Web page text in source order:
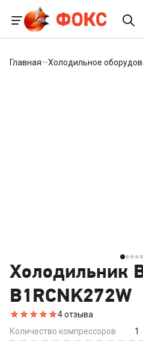
Главная—Холодильное
Холодильник
B1RCNK272W
4отзыва
Количество компрессоров
1